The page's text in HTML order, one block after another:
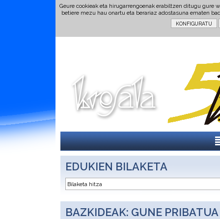
Geure cookieak eta hirugarrengoenak erabiltzen ditugu gure
betiere mezu hau onartu eta berariaz adostasuna ematen
EDUKIEN BILAKETA
BAZKIDEAK: GUNE PRIBATUA